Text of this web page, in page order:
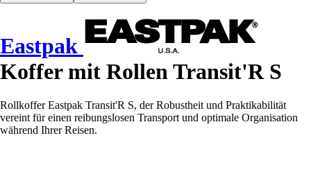
Eastpak
Koffer mit Rollen Transit'R S
Rollkoffer Eastpak Transit'R S, der Robustheit und Praktikabilität
vereint für einen reibungslosen Transport und optimale Organisation
während Ihrer Reisen.